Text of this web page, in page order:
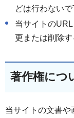
どは行わないで
当サイトの
更または削除す
著作権につ
当サイトの文書や